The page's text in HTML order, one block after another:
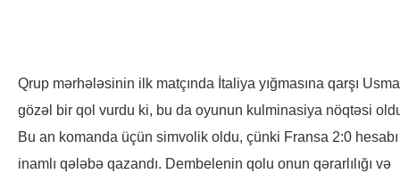
Qrup mərhələsinin ilk matçında İtaliya yığmasına qarşı
gözəl bir qol vurdu ki, bu da oyunun kulminasiya nöqtəsi
Bu an komanda üçün simvolik oldu, çünki Fransa 2:0
inamlı qələbə qazandı. Dembelenin qolu onun qərarlılığı və